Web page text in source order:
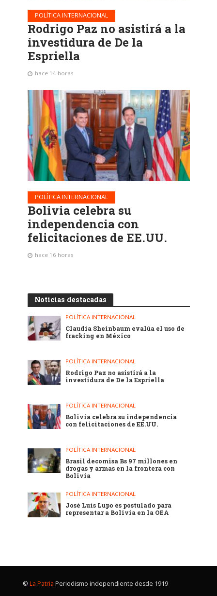
POLÍTICA INTERNACIONAL
Rodrigo Paz no asistirá a la
investidura de De la
Espriella
hace 14 horas
POLÍTICA INTERNACIONAL
Bolivia celebra su
independencia con
felicitaciones de EE.UU.
hace 16 horas
Noticias destacadas
POLÍTICA INTERNACIONAL
Claudia Sheinbaum evalúa el uso de
fracking en México
POLÍTICA INTERNACIONAL
Rodrigo Paz no asistirá a la
investidura de De la Espriella
POLÍTICA INTERNACIONAL
Bolivia celebra su independencia
con felicitaciones de EE.UU.
POLÍTICA INTERNACIONAL
Brasil decomisa Bs 97 millones en
drogas y armas en la frontera con
Bolivia
POLÍTICA INTERNACIONAL
José Luis Lupo es postulado para
representar a Bolivia en la OEA
© La Patria Periodismo independiente desde 1919